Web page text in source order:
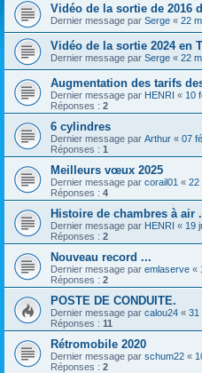
Vidéo de la sortie de 2016
Dernier message par Serge « 22
Vidéo de la sortie 2024 en
Dernier message par Serge « 22
Augmentation des tarifs
Dernier message par HENRI « 10
Réponses : 2
6 cylindres
Dernier message par Arthur « 07
Réponses : 1
Meilleurs vœux 2025
Dernier message par corail01 « 22
Réponses : 4
Histoire de chambres à air
Dernier message par HENRI « 19
Réponses : 2
Nouveau record ...
Dernier message par emlaserve «
Réponses : 2
POSTE DE CONDUITE.
Dernier message par calou24 « 31
Réponses : 11
Rétromobile 2020
Dernier message par schum22 «
Réponses : 2